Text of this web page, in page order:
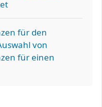
für den
von
für einen